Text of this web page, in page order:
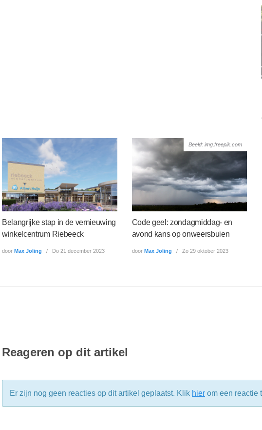
Belangrijke stap in de vernieuwing
winkelcentrum Riebeeck
door Max Joling Do 21 december 2023
Beeld: img.freepik.com
Code geel: zondagmiddag- en
avond kans op onweersbuien
door Max Joling Zo 29 oktober 2023
Reageren op dit artikel
Er zijn nog geen reacties op dit artikel geplaatst. Klik hier om een reactie